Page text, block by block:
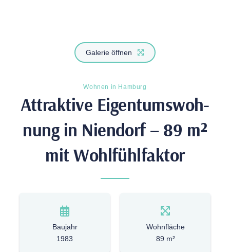
Galerie öffnen
Wohnen in Hamburg
Attrak­tive Eigen­tums­woh­
nung in Nien­dorf – 89 m²
mit Wohlfühlfaktor
Baujahr
1983
Wohnfläche
89 m²